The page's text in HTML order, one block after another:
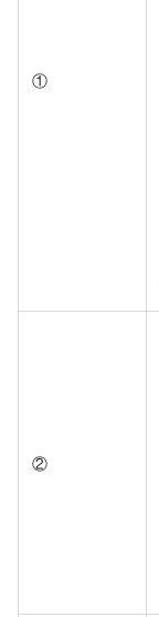
①
②